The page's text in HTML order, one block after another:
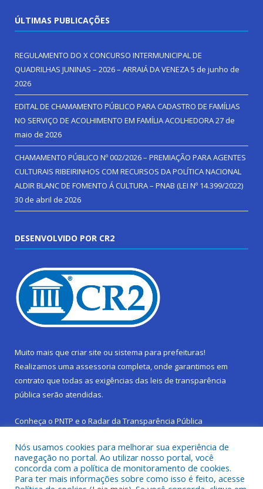
ÚLTIMAS PUBLICAÇÕES
REGULAMENTO DO X CONCURSO INTERMUNICIPAL DE
QUADRILHAS JUNINAS – 2026 – ARRAIÁ DA VENEZA5 de junho de
2026
EDITAL DE CHAMAMENTO PÚBLICO PARA CADASTRO DE FAMÍLIAS
NO SERVIÇO DE ACOLHIMENTO EM FAMÍLIA ACOLHEDORA27 de
maio de 2026
CHAMAMENTO PÚBLICO Nº 002/2026 – PREMIAÇÃO PARA AGENTES
CULTURAIS RIBEIRINHOS COM RECURSOS DA POLÍTICA NACIONAL
ALDIR BLANC DE FOMENTO Á CULTURA – PNAB (LEI Nº 14.399/2022)
30 de abril de 2026
DESENVOLVIDO POR CR2
Muito mais que criar site ou sistema para prefeituras!
Realizamos uma assessoria completa, onde garantimos em
contrato que todas as exigências das leis de transparência
pública serão atendidas.
Conheça o PNTP e o Radar da Transparência Pública
Todos os direitos reservados a Prefeitura Municipal de São
Nós usamos cookies para melhorar sua experiência de
navegação no portal. Ao utilizar nosso portal, você
concorda com a política de monitoramento de cookies.
Para ter mais informações sobre como isso é feito, acesse